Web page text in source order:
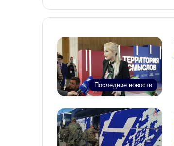
Последние новости